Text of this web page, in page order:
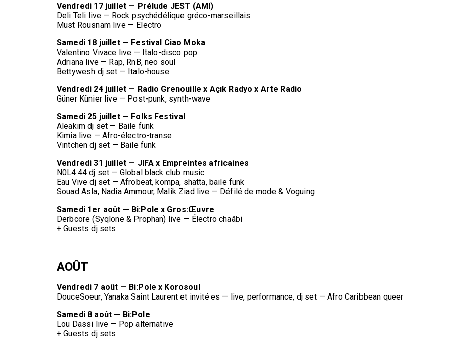
Vendredi 17 juillet — Prélude JEST (AMI)
Deli Teli live — Rock psychédélique gréco-marseillais
Must Rousnam live — Electro
Samedi 18 juillet — Festival Ciao Moka
Valentino Vivace live — Italo-disco pop
Adriana live — Rap, RnB, neo soul
Bettywesh dj set — Italo-house
Vendredi 24 juillet — Radio Grenouille x Açık Radyo x Arte Radio
Güner Künier live — Post-punk, synth-wave
Samedi 25 juillet — Folks Festival
Aleakim dj set — Baile funk
Kimia live — Afro-électro-transe
Vintchen dj set — Baile funk
Vendredi 31 juillet — JIFA x Empreintes africaines
N0L4.44 dj set — Global black club music
Eau Vive dj set — Afrobeat, kompa, shatta, baile funk
Souad Asla, Nadia Ammour, Malik Ziad live — Défilé de mode & Voguing
Samedi 1er août — Bi:Pole x Gros:Œuvre
Derbcore (Syqlone & Prophan) live — Électro chaâbi
+ Guests dj sets
AOÛT
Vendredi 7 août — Bi:Pole x Korosoul
DouceSoeur, Yanaka Saint Laurent et invité·es — live, performance, dj set — Afro Caribbean queer
Samedi 8 août — Bi:Pole
Lou Dassi live — Pop alternative
+ Guests dj sets